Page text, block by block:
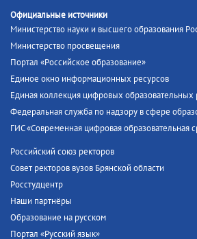
Официальные источники
Министерство науки и высшего образования
Министерство просвещения
Портал «Российское образование»
Единое окно информационных ресурсов
Единая коллекция цифровых образовательных
Федеральная служба по надзору в сфере
ГИС «Современная цифровая образовательная
Российский союз ректоров
Совет ректоров вузов Брянской области
Росстудцентр
Наши партнёры
Образование на русском
Портал «Русский язык»